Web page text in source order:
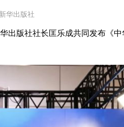
新华出版社
出版社社长匡乐成共同发布《